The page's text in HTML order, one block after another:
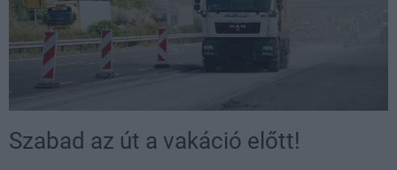
Szabad az út a vakáció előtt!